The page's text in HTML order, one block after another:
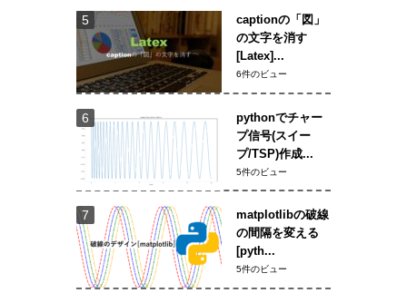
captionの「図」
の文字を消す
[Latex]...
6件のビュー
pythonでチャー
プ信号(スイー
プ/TSP)作成...
5件のビュー
matplotlibの破線
の間隔を変える
[pyth...
5件のビュー